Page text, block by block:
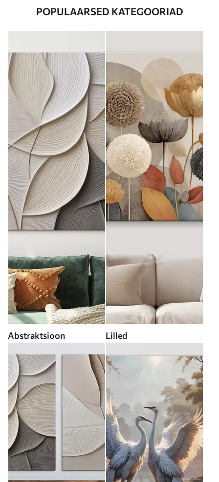
POPULAARSED KATEGOORIAD
Abstraktsioon Lilled